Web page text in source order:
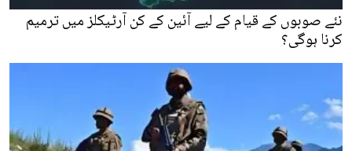
نئے صوبوں کے قیام کے لیے آئین کے کن آرٹیکلز میں ترمیم
کرنا ہوگی؟